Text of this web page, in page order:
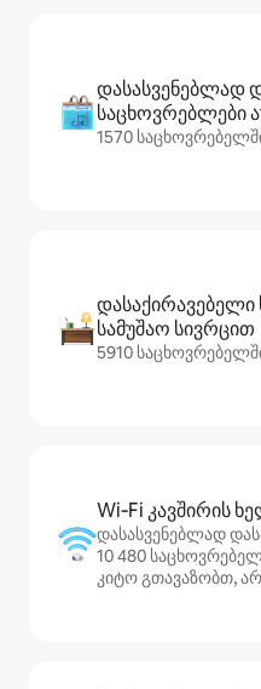
დასასვენებლად
საცხოვრებლები
1570
სამუშაო სივრცით
5910
Wi‑Fi კავშირის
დასასვენებლად
10 480
კიტო გთავაზობთ,